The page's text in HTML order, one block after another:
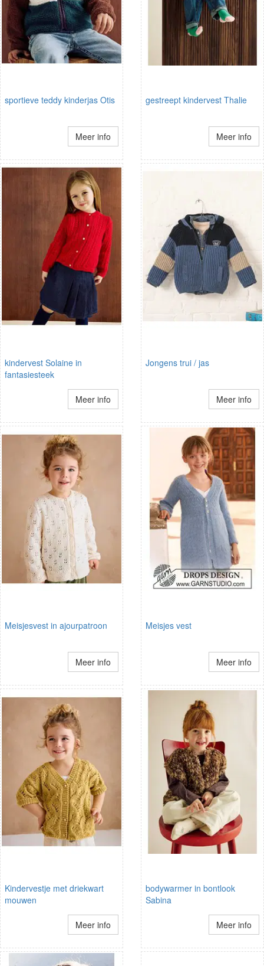
sportieve teddy kinderjas Otis
Meer info
gestreept kindervest Thalie
Meer info
kindervest Solaine in
fantasiesteek
Meer info
Jongens trui / jas
Meer info
Meisjesvest in ajourpatroon
Meer info
Meisjes vest
Meer info
Kindervestje met driekwart
mouwen
Meer info
bodywarmer in bontlook
Sabina
Meer info